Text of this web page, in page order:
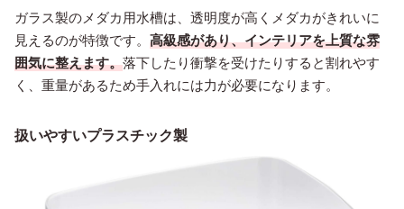
ガラス製のメダカ用水槽は、透明度が高くメダカがきれいに
見えるのが特徴です。 高級感があり、インテリアを上質な雰
囲気に整えます。落下したり衝撃を受けたりすると割れやす
く、重量があるため手入れには力が必要になります。
扱いやすいプラスチック製